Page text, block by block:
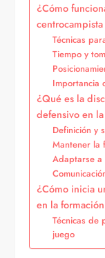
¿Cómo
Técnicas
Tiempo y
Importancia
¿Qué es la
defensivo en
Definición y
Mantener la
Adaptarse a
¿Cómo inicia
en la
Técnicas de
juego